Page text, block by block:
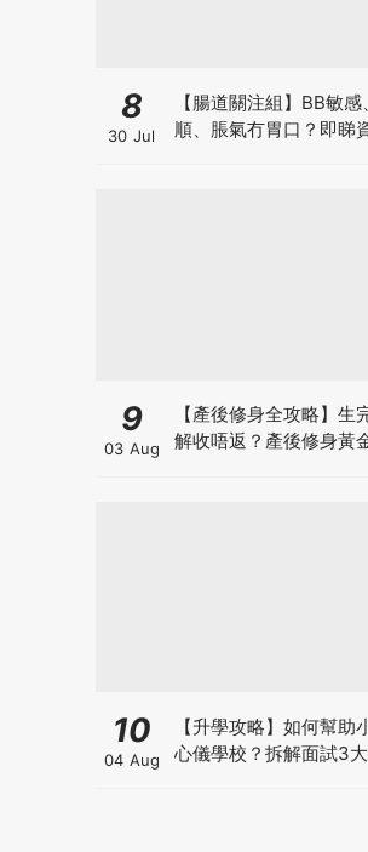
8
30 Jul
【腸道關注組】BB敏
順、脹氣冇胃口？即睇
9
03 Aug
【產後修身全攻略】生
解收唔返？產後修身黃
10
04 Aug
【升學攻略】如何幫助
心儀學校？拆解面試3